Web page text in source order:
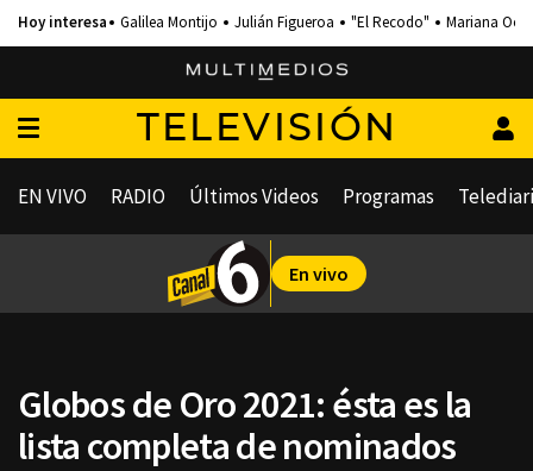
Galilea Montijo Julián Figueroa "El Recodo" Mariana
TELEVISIÓN
EN VIVO RADIO Últimos Videos Programas
En vivo
Globos de Oro 2021: ésta es la
lista completa de nominados